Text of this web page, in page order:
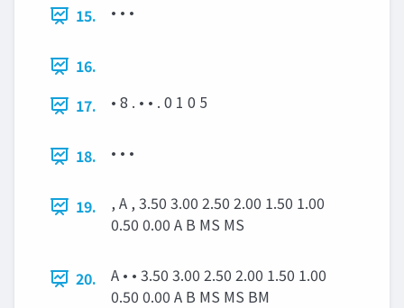
15. • • •
16.
17.
• 8 . • • . 0 1 0 5
18. • • •
19.
, A , 3.50 3.00 2.50 2.00 1.50 1.00
0.50 0.00 A B MS MS
20.
A • • 3.50 3.00 2.50 2.00 1.50 1.00
0.50 0.00 A B MS MS BM